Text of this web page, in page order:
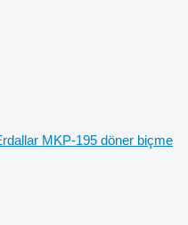
MKP-195 döner biçme